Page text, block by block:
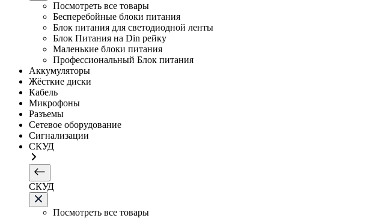
Посмотреть все товары
Бесперебойные блоки питания
Блок питания для светодиодной ленты
Блок Питания на Din рейку
Маленькие блоки питания
Профессиональный Блок питания
Аккумуляторы
Жёсткие диски
Кабель
Микрофоны
Разъемы
Сетевое оборудование
Сигнализации
СКУД
СКУД
Посмотреть все товары